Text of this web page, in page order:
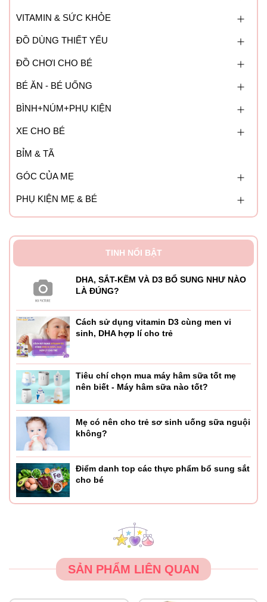
VITAMIN & SỨC KHỎE
ĐỒ DÙNG THIẾT YẾU
ĐỒ CHƠI CHO BÉ
BÉ ĂN - BÉ UỐNG
BÌNH+NÚM+PHỤ KIỆN
XE CHO BÉ
BỈM & TÃ
GÓC CỦA MẸ
PHỤ KIỆN MẸ & BÉ
TINH NỔI BẬT
DHA, SẮT-KẼM VÀ D3 BỔ SUNG NHƯ NÀO
LÀ ĐÚNG?
Cách sử dụng vitamin D3 cùng men vi
sinh, DHA hợp lí cho trẻ
Tiêu chí chọn mua máy hâm sữa tốt mẹ
nên biết - Máy hâm sữa nào tốt?
Mẹ có nên cho trẻ sơ sinh uống sữa nguội
không?
Điểm danh top các thực phẩm bổ sung sắt
cho bé
SẢN PHẨM LIÊN QUAN